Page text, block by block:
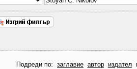
Подреди по: заглавие автор издател